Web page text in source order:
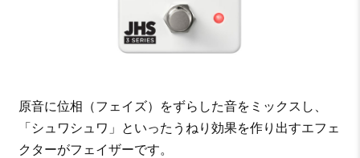
原音に位相（フェイズ）をずらした音をミックスし、
「シュワシュワ」といったうねり効果を作り出すエフェ
クターがフェイザーです。